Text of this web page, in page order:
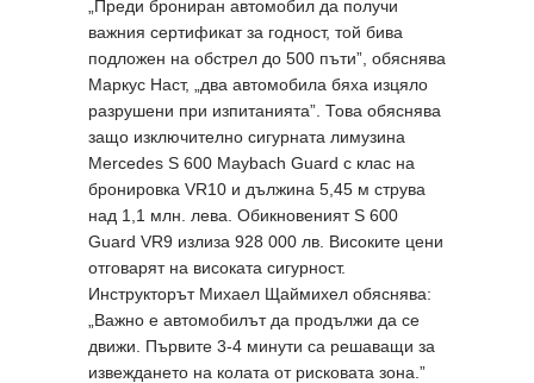
„Преди брониран автомобил да получи
важния сертификат за годност, той бива
подложен на обстрел до 500 пъти”, обяснява
Маркус Наст, „два автомобила бяха изцяло
разрушени при изпитанията”. Това обяснява
защо изключително сигурната лимузина
Mercedes S 600 Maybach Guard с клас на
бронировка VR10 и дължина 5,45 м струва
над 1,1 млн. лева. Обикновеният S 600
Guard VR9 излиза 928 000 лв. Високите цени
отговарят на високата сигурност.
Инструкторът Михаел Щаймихел обяснява:
„Важно е автомобилът да продължи да се
движи. Първите 3-4 минути са решаващи за
извеждането на колата от рисковата зона.”